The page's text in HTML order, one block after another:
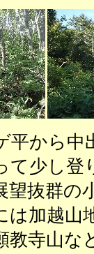
から中
て少し登
望抜群の
は加越山
教寺山な